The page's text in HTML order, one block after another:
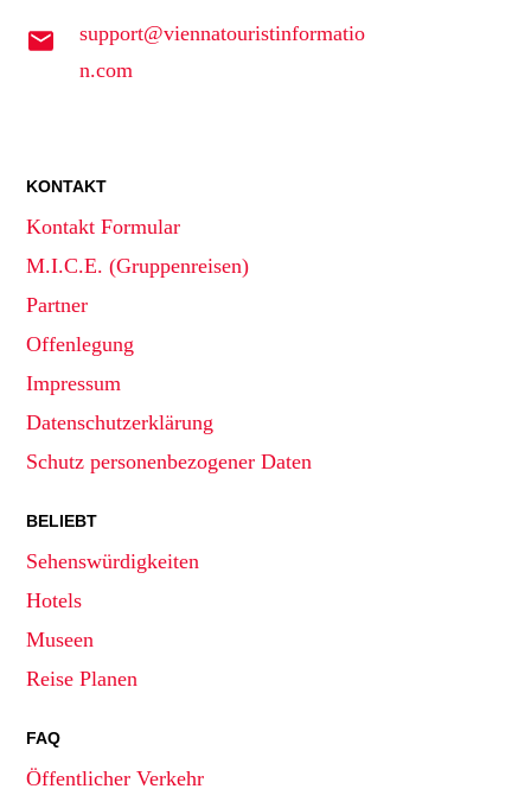
support@viennatouristinformatio
n.com
KONTAKT
Kontakt Formular
M.I.C.E. (Gruppenreisen)
Partner
Offenlegung
Impressum
Datenschutzerklärung
Schutz personenbezogener Daten
BELIEBT
Sehenswürdigkeiten
Hotels
Museen
Reise Planen
FAQ
Öffentlicher Verkehr